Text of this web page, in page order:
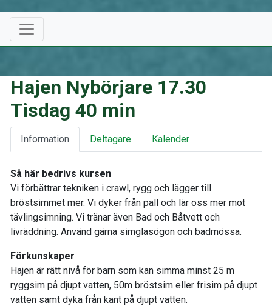
Hajen Nybörjare 17.30
Tisdag 40 min
Information Deltagare Kalender
Så här bedrivs kursen
Vi förbättrar tekniken i crawl, rygg och lägger till
bröstsimmet mer. Vi dyker från pall och lär oss mer mot
tävlingsimning. Vi tränar även Bad och Båtvett och
livräddning. Använd gärna simglasögon och badmössa.
Förkunskaper
Hajen är rätt nivå för barn som kan simma minst 25 m
ryggsim på djupt vatten, 50m bröstsim eller frisim på djupt
vatten samt dyka från kant på djupt vatten.